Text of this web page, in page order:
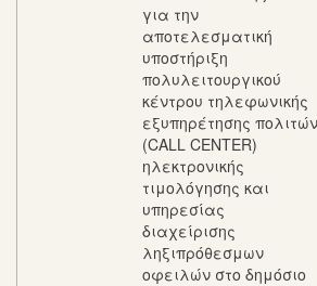
για την
αποτελεσματική
υποστήριξη
πολυλειτουργικού
κέντρου τηλεφωνικής
εξυπηρέτησης πολιτών
(CALL CENTER)
ηλεκτρονικής
τιμολόγησης και
υπηρεσίας
διαχείρισης
ληξιπρόθεσμων
οφειλών στο δημόσιο